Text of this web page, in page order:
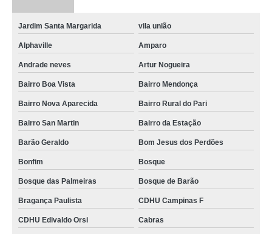
Jardim Santa Margarida vila união
Alphaville Amparo
Andrade neves Artur Nogueira
Bairro Boa Vista Bairro Mendonça
Bairro Nova Aparecida Bairro Rural do Pari
Bairro San Martin Bairro da Estação
Barão Geraldo Bom Jesus dos Perdões
Bonfim Bosque
Bosque das Palmeiras Bosque de Barão
Bragança Paulista CDHU Campinas F
CDHU Edivaldo Orsi Cabras